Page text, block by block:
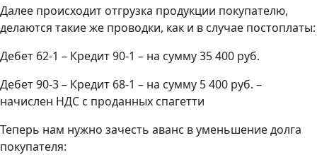
Далее происходит отгрузка продукции покупателю,
делаются такие же проводки, как и в случае постоплаты:
Дебет 62-1 – Кредит 90-1 – на сумму 35 400 руб.
Дебет 90-3 – Кредит 68-1 – на сумму 5 400 руб. –
начислен НДС с проданных спагетти
Теперь нам нужно зачесть аванс в уменьшение долга
покупателя: